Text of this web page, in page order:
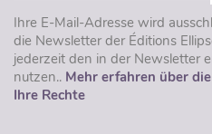
Ihre E-Mail-Adresse wird
die Newsletter der Éditions
jederzeit den in der Newsletter
nutzen.. Mehr erfahren über
Ihre Rechte